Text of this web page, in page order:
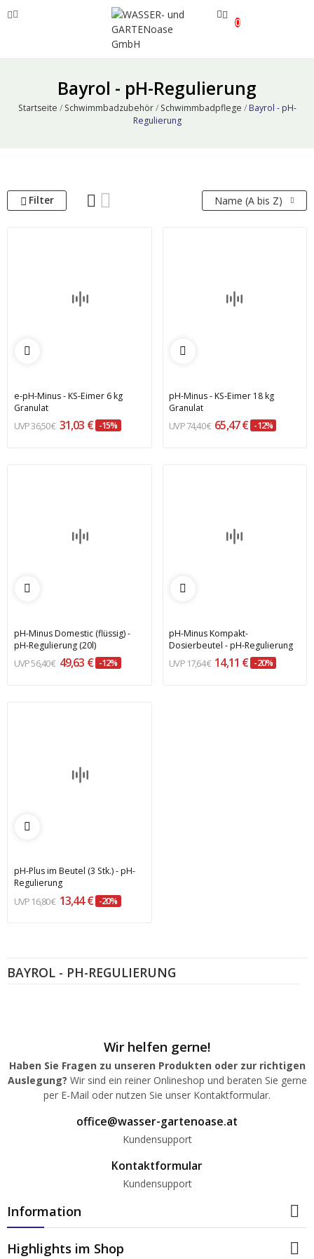
0
Bayrol - pH-Regulierung
Startseite Schwimmbadzubehör Schwimmbadpflege
Bayrol - pH-
Regulierung
BAYROL - PH-REGULIERUNG
Filter Name (A bis Z)
e-pH-Minus - KS-Eimer 6 kg
Granulat
36,50 € 31,03 € -15%
pH-Minus - KS-Eimer 18 kg
Granulat
74,40 € 65,47 € -12%
pH-Minus Domestic (flüssig) -
pH-Regulierung (20l)
56,40 € 49,63 € -12%
pH-Minus Kompakt-
Dosierbeutel - pH-Regulierung
17,64 € 14,11 € -20%
pH-Plus im Beutel (3 Stk.) - pH-
Regulierung
16,80 € 13,44 € -20%
Wir helfen gerne!
Haben Sie Fragen zu unseren Produkten oder zur richtigen
Auslegung? Wir sind ein reiner Onlineshop und beraten Sie gerne
per E-Mail oder nutzen Sie unser Kontaktformular.
office@wasser-gartenoase.at
Kundensupport
Kontaktformular
Kundensupport
Information 
Highlights im Shop 